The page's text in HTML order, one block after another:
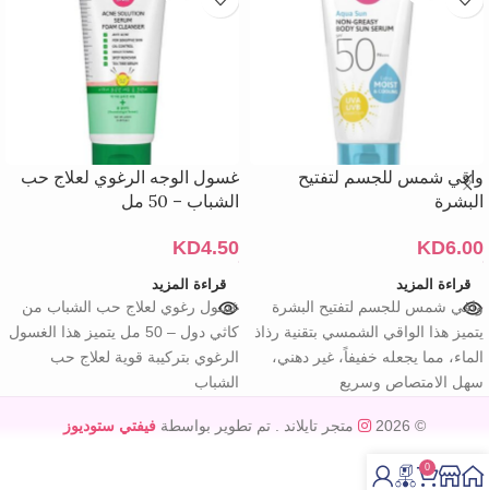
واقي شمس للجسم لتفتيح
البشرة
KD6.00
قراءة المزيد
واقي شمس للجسم لتفتيح البشرة
يتميز هذا الواقي الشمسي بتقنية رذاذ
الماء، مما يجعله خفيفاً، غير دهني،
سهل الامتصاص وسريع
غسول الوجه الرغوي لعلاج حب
الشباب – 50 مل
KD4.50
قراءة المزيد
غسول رغوي لعلاج حب الشباب من
كاثي دول – 50 مل يتميز هذا الغسول
الرغوي بتركيبة قوية لعلاج حب
الشباب
© 2026 متجر تايلاند . تم تطوير بواسطة فيفتي ستوديوز
0